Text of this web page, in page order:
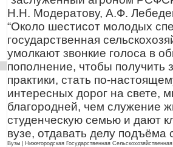
Н.Н. Модератову, А.Ф.
“Около шестисот молодых
государственная
умолкают звонкие голоса в
пополнение, чтобы получить
практики, стать по-
интересных дорог на свете,
благородней, чем служение
студенческую семью и дают
вузе, отдавать делу подъёма
Вузы Нижегородская Государственная